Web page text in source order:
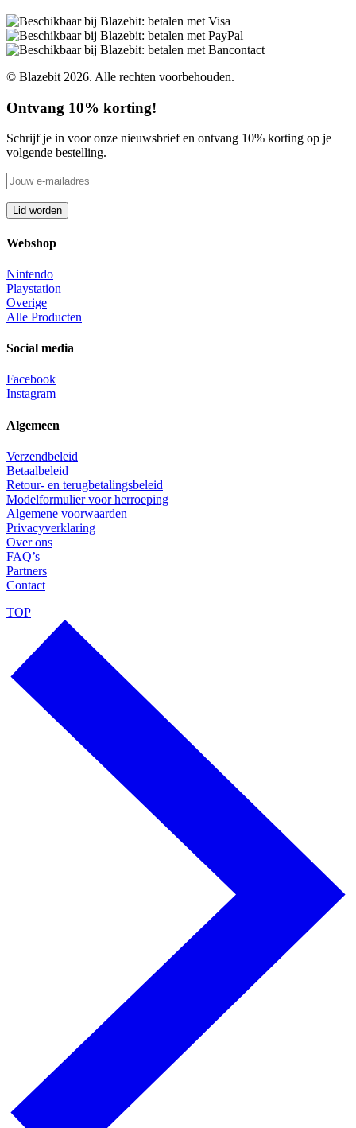
© Blazebit 2026. Alle rechten voorbehouden.
Ontvang 10% korting!
Schrijf je in voor onze nieuwsbrief en ontvang 10% korting op je
volgende bestelling.
Webshop
Nintendo
Playstation
Overige
Alle Producten
Social media
Facebook
Instagram
Algemeen
Verzendbeleid
Betaalbeleid
Retour- en terugbetalingsbeleid
Modelformulier voor herroeping
Algemene voorwaarden
Privacyverklaring
Over ons
FAQ’s
Partners
Contact
TOP